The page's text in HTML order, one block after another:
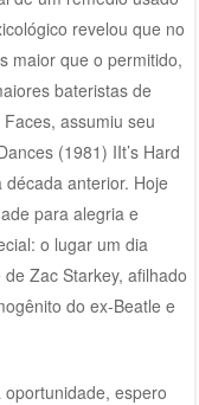
revelou que no
maior que o permitido,
bateristas de
assumiu seu
(1981) IIt’s Hard
anterior. Hoje
para alegria e
o lugar um dia
Zac Starkey, afilhado
do ex-Beatle e
espero